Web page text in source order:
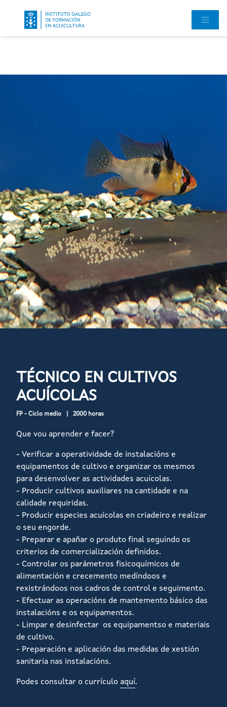
TÉCNICO EN CULTIVOS
ACUÍCOLAS
FP - Ciclo medio 2000 horas
Que vou aprender e facer?
- Verificar a operatividade de instalacións e
equipamentos de cultivo e organizar os mesmos
para desenvolver as actividades acuícolas.
- Producir cultivos auxiliares na cantidade e na
calidade requiridas.
- Producir especies acuícolas en criadeiro e realizar
o seu engorde.
- Preparar e apañar o produto final seguindo os
criterios de comercialización definidos.
- Controlar os parámetros fisicoquímicos de
alimentación e crecemento medíndoos e
rexistrándoos nos cadros de control e seguimento.
- Efectuar as operacións de mantemento básico das
instalacións e os equipamentos.
- Limpar e desinfectar os equipamentso e materiais
de cultivo.
- Preparación e aplicación das medidas de xestión
sanitaria nas instalacións.
Podes consultar o currículo aquí.